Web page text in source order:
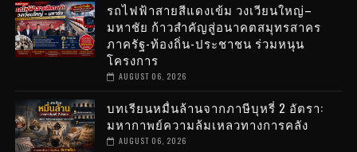
รถไฟฟ้าสายสีแดงเข้ม วงเวียนใหญ่–
มหาชัย ก้าวสำคัญสู่อนาคตสมุทรสาคร
ภาครัฐ-ท้องถิ่น-ประชาชน ร่วมหนุน
โครงการ
AUGUST 06, 2026
บทเรียนหมื่นล้านจากภาษีบุหรี่ 2 อัตรา:
มหากาพย์ความล้มเหลวทางการคลัง
AUGUST 06, 2026